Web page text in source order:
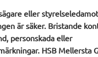
eller
är säker. Bristande
personskada eller
HSB Mellersta